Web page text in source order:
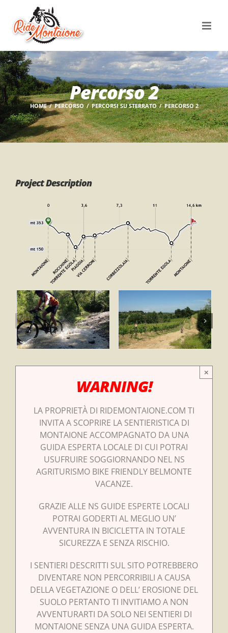
contenuto
Percorso 2
HOME PERCORSO PERCORSI SU STERRATO PERCORSO 2
Project Description
WARNING!
LA PROPRIETÀ DI RIDEMONTAIONE.COM TI
INVITA A SCOPRIRE LA SENTIERISTICA DI
MONTAIONE ACCOMPAGNATO DA UNA
GUIDA ESPERTA LOCALE DI CUI POTRAI
USUFRUIRE SOGGIORNANDO NEL NS
AGRITURISMO BIKE FRIENDLY BELMONTE
VACANZE.
GRAZIE ALLE NS GUIDE ESPERTE LOCALI
POTRAI GODERTI AL MEGLIO UN’
AVVENTURA IN BICICLETTA IN TOTALE
SICUREZZA E SENZA RISCHIO.
I SENTIERI DESCRITTI SUL SITO POTREBBERO
DIVENTARE NON PERCORRIBILI A CAUSA
DELLA VEGETAZIONE O DELL’ EROSIONE DEL
SUOLO PERTANTO TI INVITIAMO A NON
AVVENTURARTI DA SOLO NEI SENTIERI DI
MONTAIONE SENZA UNA GUIDA ESPERTA.
×